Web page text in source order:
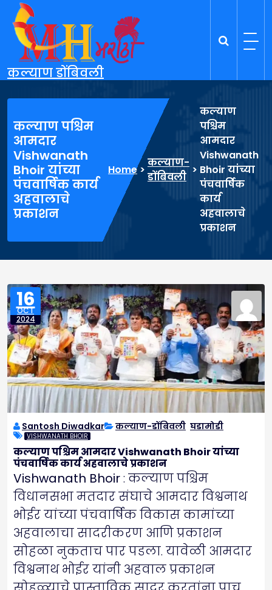
content
कल्याण डोंबिवली
कल्याण पश्चिम
आमदार
Vishwanath
Bhoir यांच्या
पंचवार्षिक कार्य
अहवालाचे
प्रकाशन
Home>
कल्याण-
डोंबिवली
>
कल्याण
पश्चिम
आमदार
Vishwanath
Bhoir यांच्या
पंचवार्षिक
कार्य
अहवालाचे
प्रकाशन
16
OCT
2024
Santosh Diwadkar कल्याण-डोंबिवली घडामोडी
VISHWANATH BHOIR
कल्याण पश्चिम आमदार Vishwanath Bhoir यांच्या
पंचवार्षिक कार्य अहवालाचे प्रकाशन
Vishwanath Bhoir: कल्याण पश्चिम
विधानसभा मतदार संघाचे आमदार विश्वनाथ
भोईर यांच्या पंचवार्षिक विकास कामांच्या
अहवालाचा सादरीकरण आणि प्रकाशन
सोहळा नुकताच पार पडला. यावेळी आमदार
विश्वनाथ भोईर यांनी अहवाल प्रकाशन